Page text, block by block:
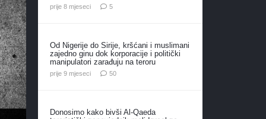
prije 8 mjeseci 5komentara
Od Nigerije do Sirije, kršćani i muslimani
zajedno ginu dok korporacije i politički
manipulatori zarađuju na teroru
prije 9 mjeseci 50komentara
Donosimo kako bivši Al-Qaeda